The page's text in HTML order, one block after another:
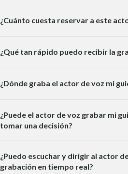
¿Cuánto cuesta reservar a este
¿Qué tan rápido puedo recibir la
¿Dónde graba el actor de voz mi
¿Puede el actor de voz grabar mi
tomar una decisión?
¿Puedo escuchar y dirigir al actor
grabación en tiempo real?